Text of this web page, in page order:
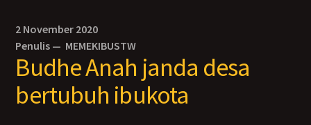
2 November 2020
Penulis — MEMEKIBUSTW
Budhe Anah janda desa
bertubuh ibukota